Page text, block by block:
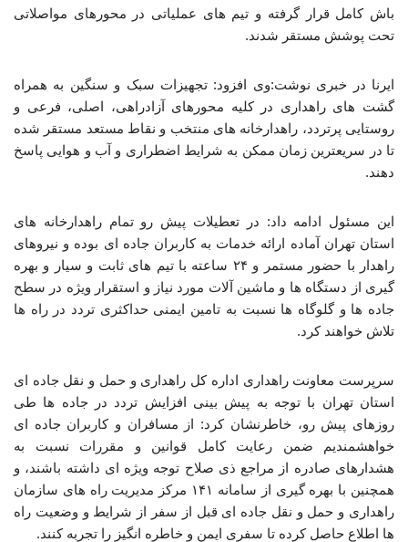
باش کامل قرار گرفته و تیم های عملیاتی در محورهای مواصلاتی
تحت پوشش مستقر شدند.
ایرنا در خبری نوشت:وی افزود: تجهیزات سبک و سنگین به همراه
گشت های راهداری در کلیه محورهای آزادراهی، اصلی، فرعی و
روستایی پرتردد، راهدارخانه های منتخب و نقاط مستعد مستقر شده
تا در سریعترین زمان ممکن به شرایط اضطراری و آب و هوایی پاسخ
دهند.
این مسئول ادامه داد: در تعطیلات پیش رو تمام راهدارخانه های
استان تهران آماده ارائه خدمات به کاربران جاده ای بوده و نیروهای
راهدار با حضور مستمر و ۲۴ ساعته با تیم های ثابت و سیار و بهره
گیری از دستگاه ها و ماشین آلات مورد نیاز و استقرار ویژه در سطح
جاده ها و گلوگاه ها نسبت به تامین ایمنی حداکثری تردد در راه ها
تلاش خواهند کرد.
سرپرست معاونت راهداری اداره کل راهداری و حمل و نقل جاده ای
استان تهران با توجه به پیش بینی افزایش تردد در جاده ها طی
روزهای پیش رو، خاطرنشان کرد: از مسافران و کاربران جاده ای
خواهشمندیم ضمن رعایت کامل قوانین و مقررات نسبت به
هشدارهای صادره از مراجع ذی صلاح توجه ویژه ای داشته باشند، و
همچنین با بهره گیری از سامانه ۱۴۱ مرکز مدیریت راه های سازمان
راهداری و حمل و نقل جاده ای قبل از سفر از شرایط و وضعیت راه
ها اطلاع حاصل کرده تا سفری ایمن و خاطره انگیز را تجربه کنند.